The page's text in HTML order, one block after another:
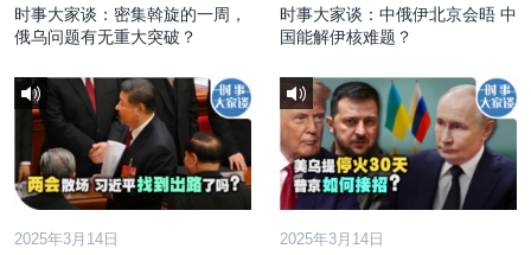
时事大家谈：密集斡旋的一周，
俄乌问题有无重大突破？
时事大家谈：中俄伊北京会晤 中
国能解伊核难题？
2025年3月14日 2025年3月14日